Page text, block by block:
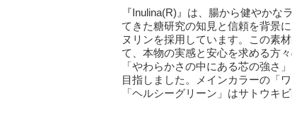
『Inulina(R)』は、腸から健やか
てきた糖研究の知見と信頼を背景
ヌリンを採用しています。この素
て、本物の実感と安心を求める方
「やわらかさの中にある芯の強さ
目指しました。メインカラーの「
「ヘルシーグリーン」はサトウキ